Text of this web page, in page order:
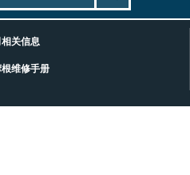
关信息
维修手册